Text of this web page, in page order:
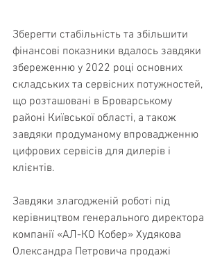
Зберегти стабільність та збільшити
фінансові показники вдалось завдяки
збереженню у 2022 році основних
складських та сервісних потужностей,
що розташовані в Броварському
районі Київської області, а також
завдяки продуманому впровадженню
цифрових сервісів для дилерів і
клієнтів.
Завдяки злагодженій роботі під
керівництвом генерального директора
компанії «АЛ-КО Кобер» Худякова
Олександра Петровича продажі